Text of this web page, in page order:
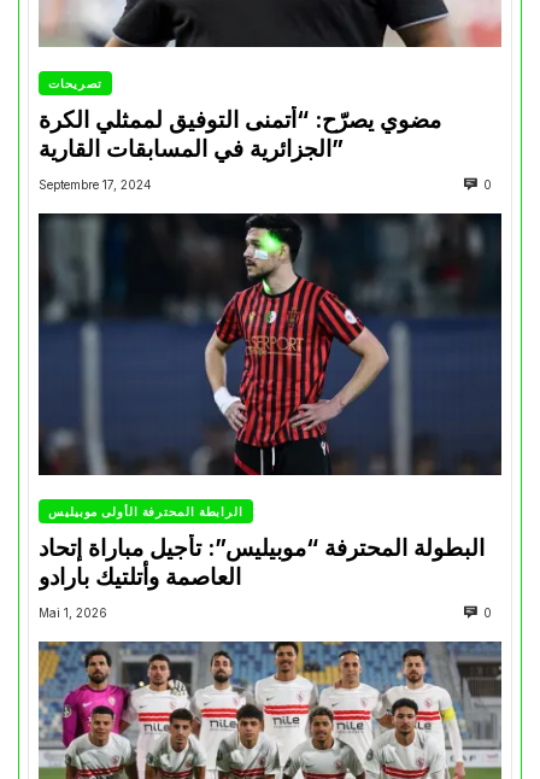
تصريحات
مضوي يصرّح: “أتمنى التوفيق لممثلي الكرة
الجزائرية في المسابقات القارية”
Septembre 17, 2024 0
الرابطة المحترفة الأولى موبيليس
البطولة المحترفة “موبيليس”: تأجيل مباراة إتحاد
العاصمة وأتلتيك بارادو
Mai 1, 2026 0